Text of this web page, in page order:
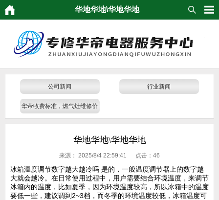
华地华地\华地华地
公司新闻 行业新闻
华帝收费标准，燃气灶维修价
华地华地\华地华地
来源： 2025/8/4 22:59:41 点击： 46
冰箱温度调节数字越大越冷吗 是的，一般温度调节器上的数字越
大就会越冷。在日常使用过程中，用户需要结合环境温度，来调节
冰箱内的温度，比如夏季，因为环境温度较高，所以冰箱中的温度
要低一些，建议调到2~3档，而冬季的环境温度较低，冰箱温度可